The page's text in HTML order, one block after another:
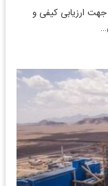
ارزیابی کیفی و